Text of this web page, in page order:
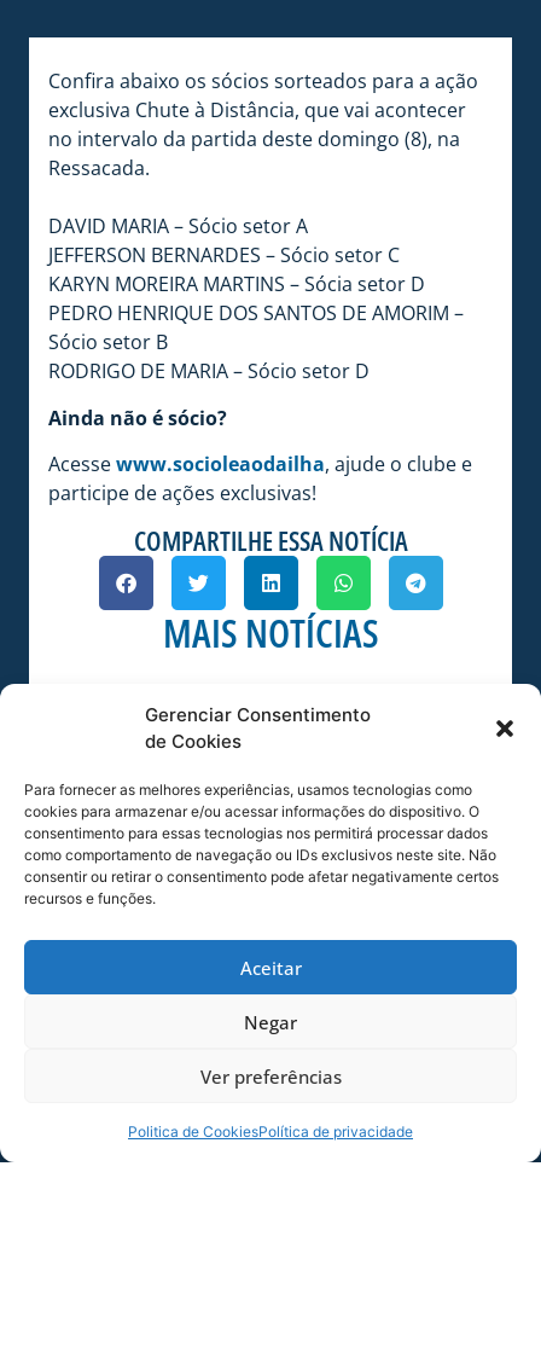
Gerenciar Consentimento
de Cookies
Para fornecer as melhores experiências, usamos tecnologias como
cookies para armazenar e/ou acessar informações do dispositivo. O
consentimento para essas tecnologias nos permitirá processar dados
como comportamento de navegação ou IDs exclusivos neste site. Não
consentir ou retirar o consentimento pode afetar negativamente certos
recursos e funções.
Aceitar
Negar
Ver preferências
Politica de CookiesPolítica de privacidade
Confira abaixo os sócios sorteados para a ação
exclusiva Chute à Distância, que vai acontecer
no intervalo da partida deste domingo (8), na
Ressacada.
DAVID MARIA – Sócio setor A
JEFFERSON BERNARDES – Sócio setor C
KARYN MOREIRA MARTINS – Sócia setor D
PEDRO HENRIQUE DOS SANTOS DE AMORIM –
Sócio setor B
RODRIGO DE MARIA – Sócio setor D
Ainda não é sócio?
Acessewww.socioleaodailha, ajude o clube e
participe de ações exclusivas!
COMPARTILHE ESSA NOTÍCIA
MAIS NOTÍCIAS
21ª RODADA DA SÉRIE B
Dias dos Pais vem aí, e na terça-feira (11/08)
é dia de Avaí na Ressacada pela Série B!
Precisamos do
06/08/2026